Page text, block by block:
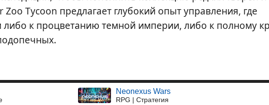
Tycoon предлагает глубокий опыт управления, где
к процветанию темной империи, либо к полному
Neonexus Wars
RPG | Стратегия